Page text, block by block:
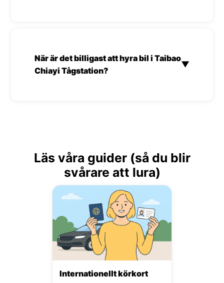
När är det billigast att hyra bil i Taibao
Chiayi Tågstation?
▼
Läs våra guider (så du blir
svårare att lura)
Internationellt körkort